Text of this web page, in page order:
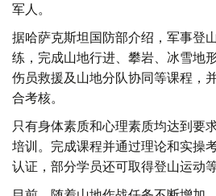
军人。
据哈萨克斯坦国防部介绍，军事登
练，完成山地行进、攀岩、冰雪地
伤员救援及山地分队协同等课程，
合考核。
只有身体素质和心理素质均达到要
培训。完成课程并通过理论和实操
认证，部分学员还可取得登山运动等